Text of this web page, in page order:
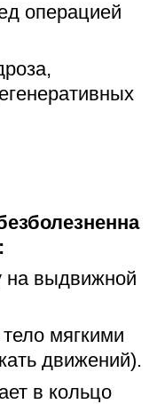
операцией
на выдвижной
мягкими
движений).
в кольцо